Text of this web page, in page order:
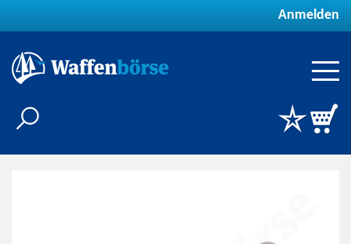
Anmelden